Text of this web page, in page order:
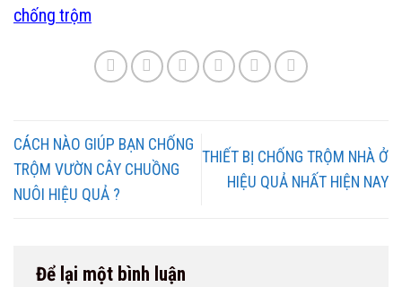
chống trộm
CÁCH NÀO GIÚP BẠN CHỐNG
TRỘM VƯỜN CÂY CHUỒNG
NUÔI HIỆU QUẢ ?
THIẾT BỊ CHỐNG TRỘM NHÀ Ở
HIỆU QUẢ NHẤT HIỆN NAY
Để lại một bình luận